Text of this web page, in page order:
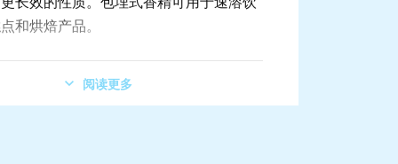
或重量式的液体流量控制
和烘焙产品。
挤出机第二种应用是利用美拉德反应对
阅读更多